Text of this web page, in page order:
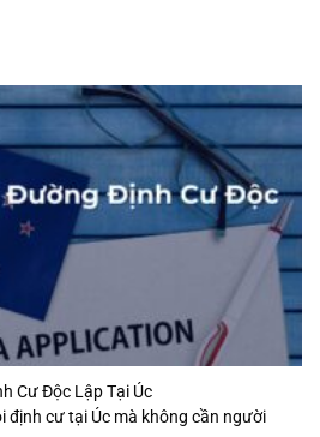
Cư Độc Lập Tại Úc
định cư tại Úc mà không cần người